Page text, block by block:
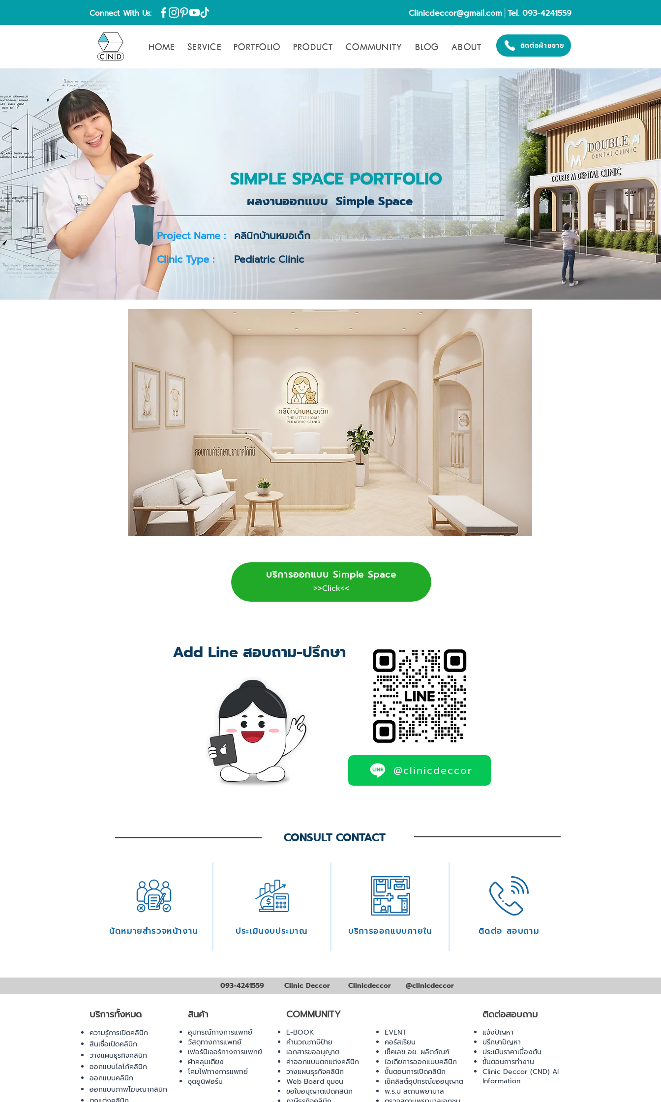
Connect With Us: Clinicdeccor@gmail.com │Tel. 093-4241559
HOME SERVICE PORTFOLIO PRODUCT COMMUNITY BLOG ABOUT ติดต่อฝ่ายขาย
SIMPLE SPACE PORTFOLIO
ผลงานออกแบบ Simple Space
Project Name : คลินิกบ้านหมอเด็ก
Clinic Type :
Pediatric Clinic
บริการออกแบบ Simple Space
>>Click<<
@clinicdeccor
Add Line สอบถาม-ปรึกษา
CONSULT CONTACT
นัดหมายสำรวจหน้างาน ประเมินงบประมาณ บริการออกแบบภายใน ติดต่อ สอบถาม
093-4241559 Clinic Deccor Clinicdeccor @clinicdeccor
บริการทั้งหมด
ความรู้การเปิดคลินิก
สินเชื่อเปิดคลินิก
วางแผนธุรกิจคลินิก
ออกแบบโลโก้คลินิก
ออกแบบคลินิก
ออกแบบภาพโฆษณาคลินิก
สินค้า
อุปกรณ์ทางการแพทย์
วัสดุทางการแพทย์
เฟอร์นิเจอร์ทางการแพทย์
ผ้าคลุมเตียง
โคมไฟทางการแพทย์
ชุดยูนิฟอร์ม
COMMUNITY
E-BOOK
คำนวณภาษีป้าย
เอกสารขออนุญาต
ค่าออกแบบตกแต่งคลินิก
วางแผนธุรกิจคลินิก
Web Board ชุมชน
ขอใบอนุญาตเปิดคลินิก
ติดต่อสอบถาม
EVENT
คอร์สเรียน
เช็คเลข อย. ผลิตภัณฑ์
ไอเดียการออกแบบคลินิก
ขั้นตอนการเปิดคลินิก
เช็คลิสต์อุปกรณ์ขออนุญาต
พ.ร.บ สถานพยาบาล
แจ้งปัญหา
ปรึกษาปัญหา
ประเมินราคาเบื้องต้น
ขั้นตอนการทำงาน
Clinic Deccor (CND) AI
Information